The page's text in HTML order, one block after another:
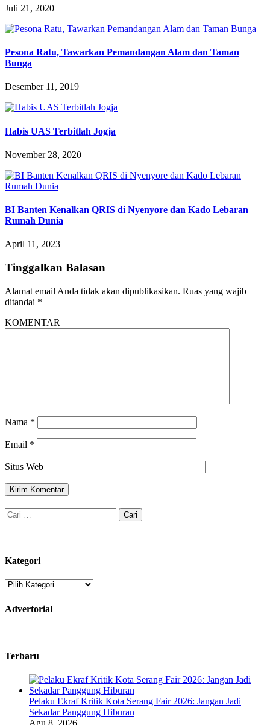
Juli 21, 2020
Pesona Ratu, Tawarkan Pemandangan Alam dan Taman
Bunga
Desember 11, 2019
Habis UAS Terbitlah Jogja
November 28, 2020
BI Banten Kenalkan QRIS di Nyenyore dan Kado Lebaran
Rumah Dunia
April 11, 2023
Tinggalkan Balasan
Alamat email Anda tidak akan dipublikasikan. Ruas yang wajib
ditandai *
KOMENTAR
Nama *
Email *
Situs Web
Cari
untuk:
Kategori
Kategori
Advertorial
Terbaru
Pelaku Ekraf Kritik Kota Serang Fair 2026: Jangan Jadi
Sekadar Panggung Hiburan